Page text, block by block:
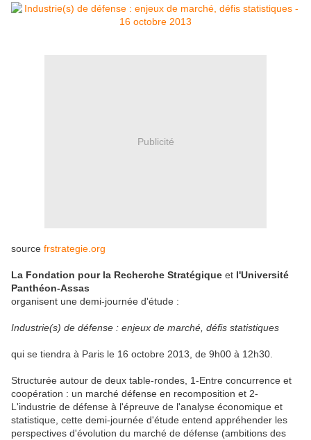
Publicité
source frstrategie.org
La Fondation pour la Recherche Stratégique et l'Université
Panthéon-Assas
organisent une demi-journée d'étude :
Industrie(s) de défense : enjeux de marché, défis statistiques
qui se tiendra à Paris le 16 octobre 2013, de 9h00 à 12h30.
Structurée autour de deux table-rondes, 1-Entre concurrence et
coopération : un marché défense en recomposition et 2-
L'industrie de défense à l'épreuve de l'analyse économique et
statistique, cette demi-journée d'étude entend appréhender les
perspectives d'évolution du marché de défense (ambitions des